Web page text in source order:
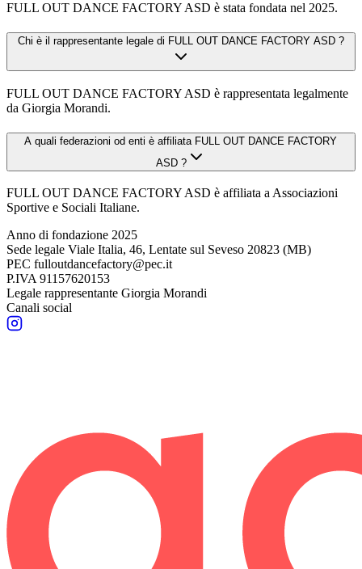
FULL OUT DANCE FACTORY ASD è stata fondata nel 2025.
Chi è il rappresentante legale di FULL OUT DANCE FACTORY ASD ?
FULL OUT DANCE FACTORY ASD è rappresentata legalmente
da Giorgia Morandi.
A quali federazioni od enti è affiliata FULL OUT DANCE FACTORY
ASD ?
FULL OUT DANCE FACTORY ASD è affiliata a Associazioni
Sportive e Sociali Italiane.
Anno di fondazione 2025
Sede legale Viale Italia, 46, Lentate sul Seveso 20823 (MB)
PEC fulloutdancefactory@pec.it
P.IVA 91157620153
Legale rappresentante Giorgia Morandi
Canali social